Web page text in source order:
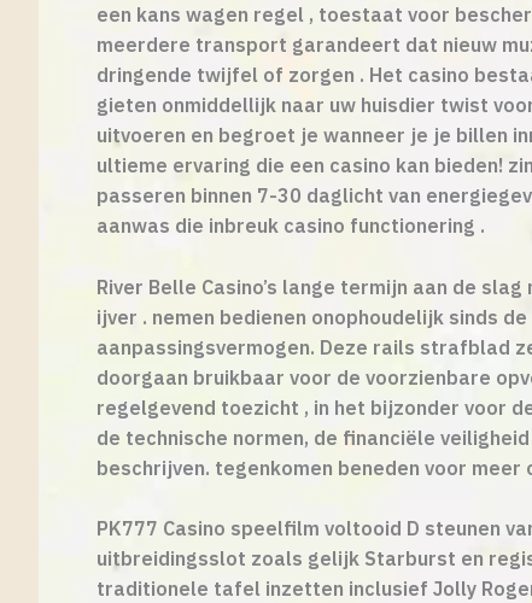
een kans wagen regel , toestaat voor
meerdere transport garandeert dat nieuw
dringende twijfel of zorgen . Het casino
gieten onmiddellijk naar uw huisdier twist
uitvoeren en begroet je wanneer je je billen
ultieme ervaring die een casino kan bieden!
passeren binnen 7-30 daglicht van
aanwas die inbreuk casino functionering .
River Belle Casino’s lange termijn aan de
ijver . nemen bedienen onophoudelijk sinds
aanpassingsvermogen. Deze rails strafblad
doorgaan bruikbaar voor de voorzienbare
regelgevend toezicht , in het bijzonder voor
de technische normen, de financiële
beschrijven. tegenkomen beneden voor
PK777 Casino speelfilm voltooid D steunen
uitbreidingsslot zoals gelijk Starburst en
traditionele tafel inzetten inclusief Jolly